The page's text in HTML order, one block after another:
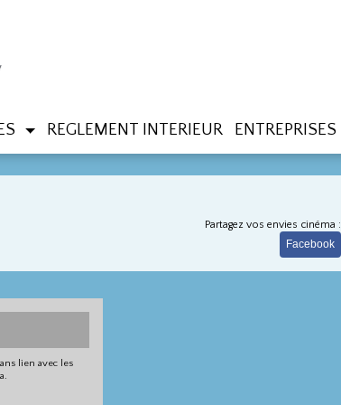
REGLEMENT INTERIEUR ENTREPRISES
Partagez vos envies cinéma :
Facebook
lien avec les